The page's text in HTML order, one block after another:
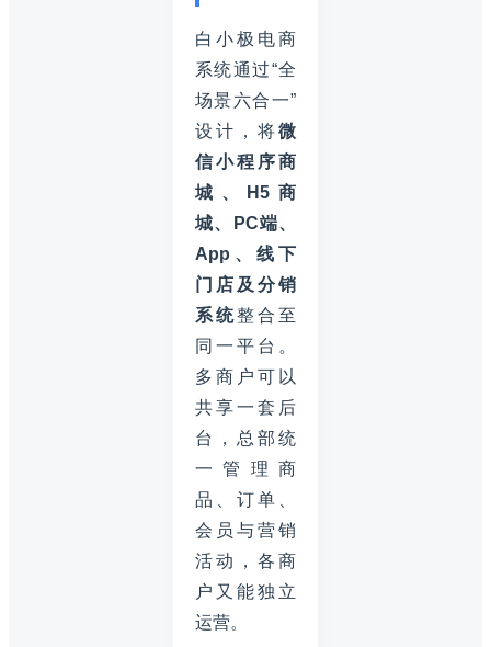
白小极电商
系统通过“全
场景六合一”
设计，将微
信小程序商
城、H5商
城、PC端、
App、线下
门店及分销
系统整合至
同一平台。
多商户可以
共享一套后
台，总部统
一管理商
品、订单、
会员与营销
活动，各商
户又能独立
运营。